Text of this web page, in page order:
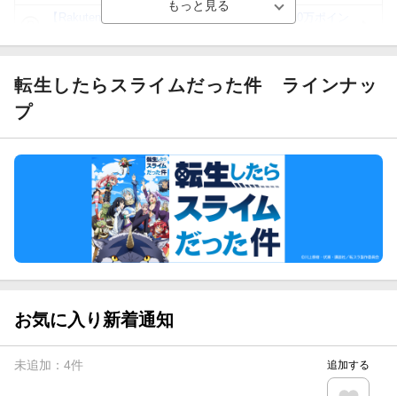
が当たる！
楽天モバイル紹介キャンペーンの拡散で300円OFFクーポン
進呈
条件達成で楽天限定・宝塚歌劇 宙組貸切公演ペアチケット
が当たる
転生したらスライムだった件 ラインナッ
プ
お気に入り新着通知
未追加： 4件 追加する